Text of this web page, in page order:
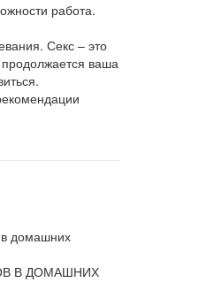
работа.
Секс – это
ваша
В ДОМАШНИХ